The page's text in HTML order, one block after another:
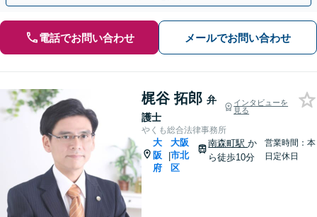
電話でお問い合わせ メールでお問い合わせ
梶谷 拓郎 弁
護士
インタビューを
見る
やくも総合法律事務所
大
阪
府
|
大阪
市北
区
南森町駅か
ら徒歩10分
営業時間：本
日定休日